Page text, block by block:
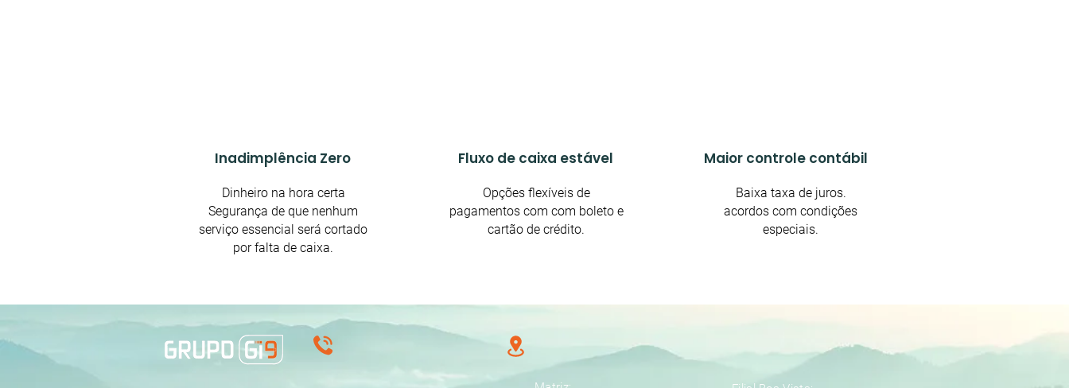
Inadimplência Zero
Dinheiro na hora certa
Segurança de que nenhum
serviço essencial será cortado
por falta de caixa.
Fluxo de caixa estável
Opções flexíveis de
pagamentos com com boleto e
cartão de crédito.
Maior controle contábil
Baixa taxa de juros.
acordos com condições
especiais.